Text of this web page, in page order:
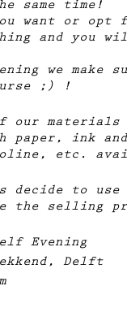
same time!
want or
and
we make
;) !
materials
paper, ink
etc.
decide to
the selling
Evening
Delft